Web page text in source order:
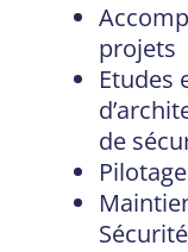
projets
Etudes
de